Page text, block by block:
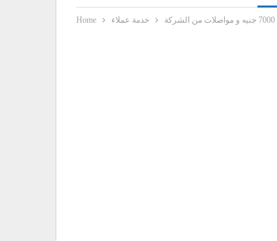
Home خدمة عملاء